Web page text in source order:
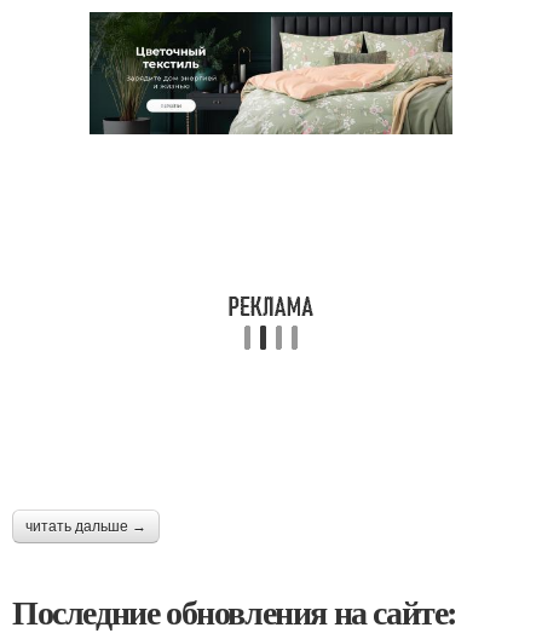
читать дальше →
Последние обновления на сайте: